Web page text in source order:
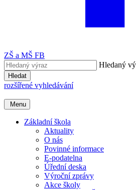
ZŠ a MŠ FB
Hledaný
Hledat
rozšířené vyhledávání
Menu
Základní škola
Aktuality
O nás
Povinné informace
E-podatelna
Úřední deska
Výroční zprávy
Akce školy